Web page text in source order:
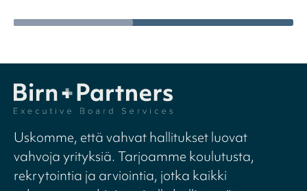
Uskomme, että vahvat hallitukset luovat
vahvoja yrityksiä. Tarjoamme koulutusta,
rekrytointia ja arviointia, jotka kaikki